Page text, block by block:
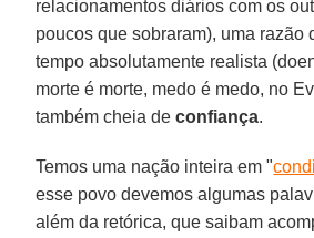
relacionamentos diários com os
poucos que sobraram), uma razão
tempo absolutamente realista
morte é morte, medo é medo, no
também cheia deconfiança.
Temos uma nação inteira em "
esse povo devemos algumas
além da retórica, que saibam